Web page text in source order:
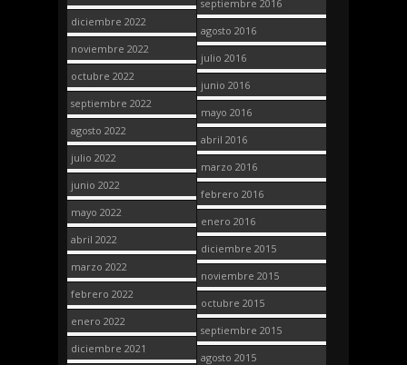
diciembre 2022
noviembre 2022
octubre 2022
septiembre 2022
agosto 2022
julio 2022
junio 2022
mayo 2022
abril 2022
marzo 2022
febrero 2022
enero 2022
diciembre 2021
septiembre 2016
agosto 2016
julio 2016
junio 2016
mayo 2016
abril 2016
marzo 2016
febrero 2016
enero 2016
diciembre 2015
noviembre 2015
octubre 2015
septiembre 2015
agosto 2015